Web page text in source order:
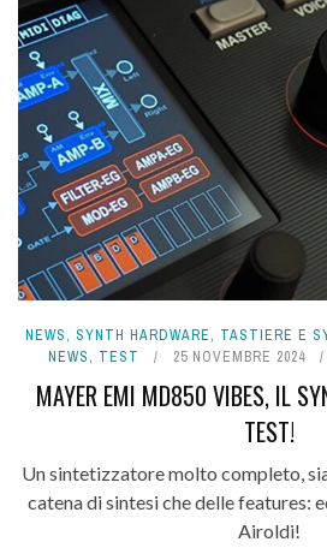
NEWS, SYNTH HARDWARE, TASTIERE E
NEWS, TEST 25 NOVEMBRE 2024
MAYER EMI MD850 VIBES, IL
TEST!
Un sintetizzatore molto completo,
catena di sintesi che delle features:
Airoldi!